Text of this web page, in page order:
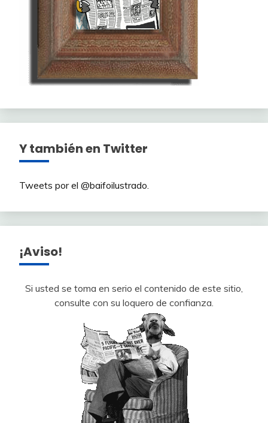
Y también en Twitter
Tweets por el @baifoilustrado.
¡Aviso!
Si usted se toma en serio el contenido de este sitio,
consulte con su loquero de confianza.